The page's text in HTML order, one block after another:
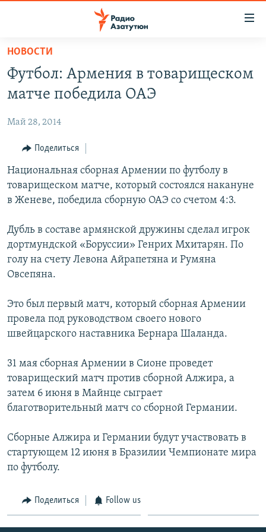
Перейти
основному
содержанию
навигации
Перейти
поиску
ГЛАВНАЯ
НОВОСТИ
ОБЩЕСТВО
ЭКОНОМИКА
РЕГИОН
НАГОРНЫЙ КАРАБАХ
СПОРТ
АРХИВ
English
Русский
Все сайты Радио Азатутюн
НОВОСТИ
Футбол: Армения в товарищеском
матче победила ОАЭ
Май 28, 2014
Поделиться
Национальная сборная Армении по футболу в
товарищеском матче, который состоялся накануне
в Женеве, победила сборную ОАЭ со счетом 4:3.
Дубль в составе армянской дружины сделал игрок
дортмундской «Боруссии» Генрих Мхитарян. По
голу на счету Левона Айрапетяна и Румяна
Овсепяна.
Это был первый матч, который сборная Армении
провела под руководством своего нового
швейцарского наставника Бернара Шаланда.
31 мая сборная Армении в Сионе проведет
товарищеский матч против сборной Алжира, а
затем 6 июня в Майнце сыграет
благотворительный матч со сборной Германии.
Сборные Алжира и Германии будут участвовать в
стартующем 12 июня в Бразилии Чемпионате мира
по футболу.
Поделиться Follow us